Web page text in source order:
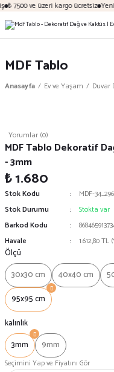
₺ 7500 ve üzeri kargo ücretsiz Yeni
MDF Tablo
Anasayfa Ev ve Yaşam Duvar
Yorumlar (0)
MDF Tablo Dekoratif
- 3mm
₺ 1.680
Stok Kodu
MDF-
Stok Durumu
Stokta var
Barkod Kodu
Havale
1.612,80
Ölçü
30x30 cm
40x40 cm
95x95 cm
kalınlık
3mm
9mm
Seçimini Yap ve Fiyatını Gör